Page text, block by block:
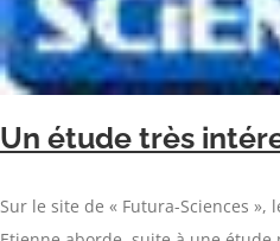
Un étude très
Sur le site de « Futura-Sciences »,